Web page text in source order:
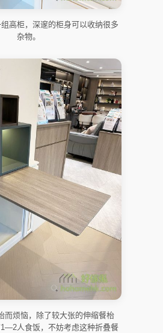
高柜，深邃的柜身可以收纳很多
杂物。
而烦恼，除了较大张的伸缩餐枱
人食饭，不妨考虑这种折叠餐